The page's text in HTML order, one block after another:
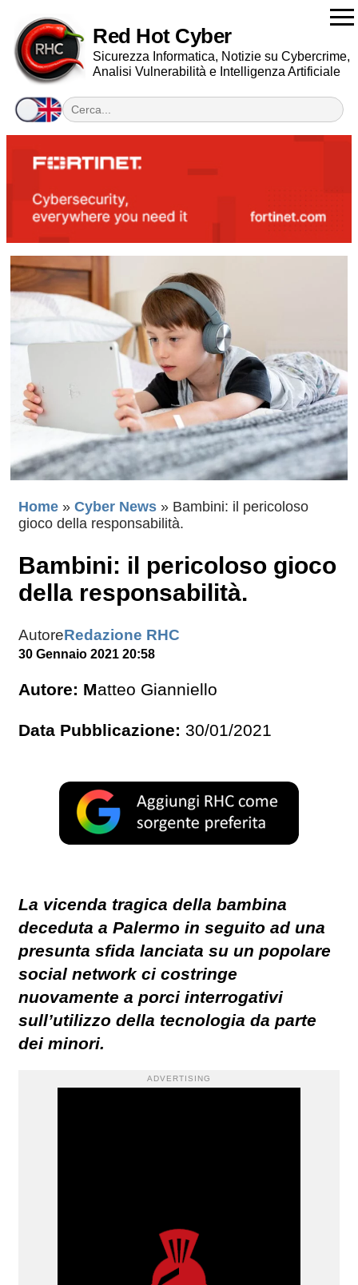
Red Hot Cyber
Sicurezza Informatica, Notizie su Cybercrime,
Analisi Vulnerabilità e Intelligenza Artificiale
Home » Cyber News » Bambini: il pericoloso
gioco della responsabilità.
Bambini: il pericoloso gioco
della responsabilità.
AutoreRedazione RHC
30 Gennaio 2021 20:58
Autore: Matteo Gianniello
Data Pubblicazione: 30/01/2021
La vicenda tragica della bambina
deceduta a Palermo in seguito ad una
presunta sfida lanciata su un popolare
social network ci costringe
nuovamente a porci interrogativi
sull’utilizzo della tecnologia da parte
dei minori.
ADVERTISING